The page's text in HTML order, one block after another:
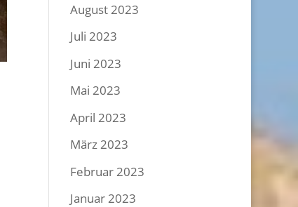
August 2023
Juli 2023
Juni 2023
Mai 2023
April 2023
März 2023
Februar 2023
Januar 2023